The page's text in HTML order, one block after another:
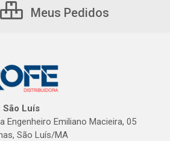
Meus Pedidos
São Luís
Engenheiro Emiliano Macieira, 05
São Luís/MA